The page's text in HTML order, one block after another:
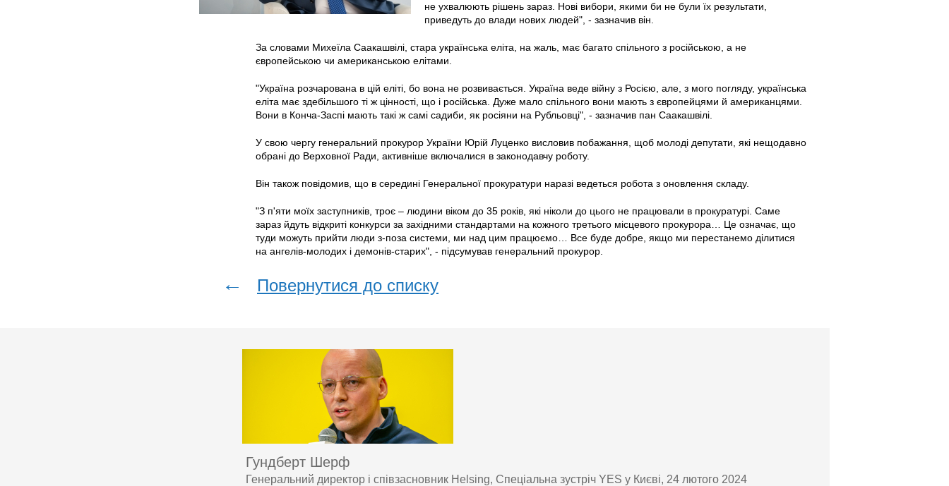
не ухвалюють рішень зараз. Нові вибори, якими би не були їх результати,
приведуть до влади нових людей", - зазначив він.
За словами Михeїла Саакашвілі, стара українська еліта, на жаль, має багато спільного з російською, а не
європейською чи американською елітами.
"Україна розчарована в цій еліті, бо вона не розвивається. Україна веде війну з Росією, але, з мого погляду, українська
еліта має здебільшого ті ж цінності, що і російська. Дуже мало спільного вони мають з європейцями й американцями.
Вони в Конча-Заспі мають такі ж самі садиби, як росіяни на Рубльовці", - зазначив пан Саакашвілі.
У свою чергу генеральний прокурор України Юрій Луценко висловив побажання, щоб молоді депутати, які нещодавно
обрані до Верховної Ради, активніше включалися в законодавчу роботу.
Він також повідомив, що в середині Генеральної прокуратури наразі ведеться робота з оновлення складу.
"З п'яти моїх заступників, троє – людини віком до 35 років, які ніколи до цього не працювали в прокуратурі. Саме
зараз йдуть відкриті конкурси за західними стандартами на кожного третього місцевого прокурора… Це означає, що
туди можуть прийти люди з-поза системи, ми над цим працюємо… Все буде добре, якщо ми перестанемо ділитися
на ангелів-молодих і демонів-старих", - підсумував генеральний прокурор.
← Повернутися до списку
Гундберт Шерф
Генеральний директор і співзасновник Helsing, Спеціальна зустріч YES у Києві, 24 лютого 2024